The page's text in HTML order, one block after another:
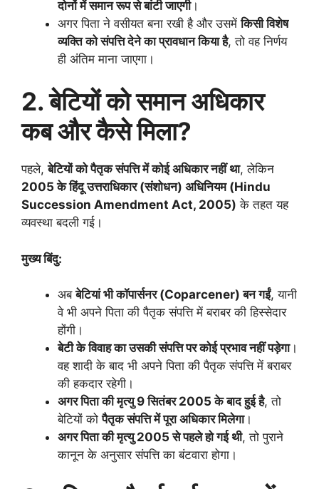
दोनों में समान रूप से बांटी जाएगी।
अगर पिता ने वसीयत बना रखी है और उसमेंकिसी विशेष
व्यक्ति को संपत्ति देने का प्रावधान किया है, तो वह निर्णय
ही अंतिम माना जाएगा।
2. बेटियों को समान अधिकार
कब और कैसे मिला?
पहले,बेटियों को पैतृक संपत्ति में कोई अधिकार नहीं था, लेकिन
2005 के हिंदू उत्तराधिकार (संशोधन) अधिनियम (Hindu
Succession Amendment Act, 2005) के तहत यह
व्यवस्था बदली गई।
मुख्य बिंदु:
अबबेटियां भी कॉपार्सनर (Coparcener) बन गईं, यानी
वे भी अपने पिता की पैतृक संपत्ति में बराबर की हिस्सेदार
होंगी।
बेटी के विवाह का उसकी संपत्ति पर कोई प्रभाव नहीं पड़ेगा।
वह शादी के बाद भी अपने पिता की पैतृक संपत्ति में बराबर
की हकदार रहेगी।
अगर पिता की मृत्यु 9 सितंबर 2005 के बाद हुई है, तो
बेटियों कोपैतृक संपत्ति में पूरा अधिकार मिलेगा।
अगर पिता की मृत्यु 2005 से पहले हो गई थी, तो पुराने
कानून के अनुसार संपत्ति का बंटवारा होगा।